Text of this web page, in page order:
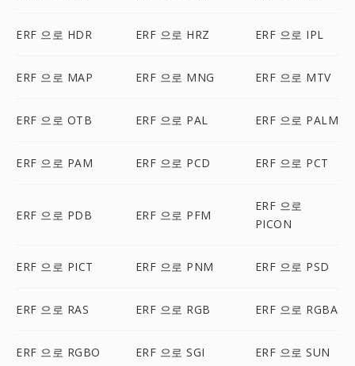
ERF 으로 HDR ERF 으로 HRZ ERF 으로 IPL
ERF 으로 MAP ERF 으로 MNG ERF 으로 MTV
ERF 으로 OTB ERF 으로 PAL ERF 으로 PALM
ERF 으로 PAM ERF 으로 PCD ERF 으로 PCT
ERF 으로 PDB ERF 으로 PFM
ERF 으로
PICON
ERF 으로 PICT ERF 으로 PNM ERF 으로 PSD
ERF 으로 RAS ERF 으로 RGB ERF 으로 RGBA
ERF 으로 RGBO ERF 으로 SGI ERF 으로 SUN